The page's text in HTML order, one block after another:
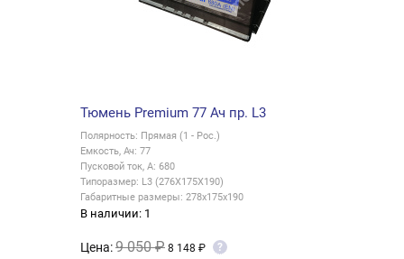
Тюмень Premium 77 Ач пр. L3
Полярность: Прямая (1 - Рос.)
Емкость, Ач: 77
Пусковой ток, А: 680
Типоразмер: L3 (276X175X190)
Габаритные размеры: 278x175x190
В наличии: 1
Цена:9 050 ₽ 8 148 ₽ ?